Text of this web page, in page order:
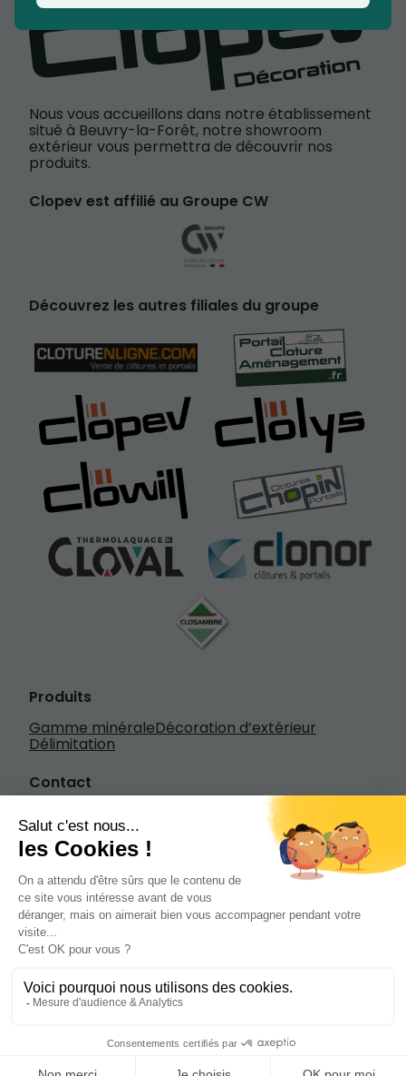
Nous vous accueillons dans notre établissement
situé à Beuvry-la-Forêt, notre showroom
extérieur vous permettra de découvrir nos
produits.
Clopev est affilié au Groupe CW
Découvrez les autres filiales du groupe
Produits
Gamme minéraleDécoration d’extérieur
Délimitation
Contact
Écrivez-nous
+33 3 20 84 79 84
1601 rue Henry Fievet, 59310 Beuvry-la-
de 7h à 18h30 du lundi au vendredi de 8h à
13h le samedi
Mentions légales